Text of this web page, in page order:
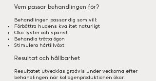
Vem passar behandlingen för?
Behandlingen passar dig som vill:
Förbättra hudens kvalitet naturligt
Öka lyster och spänst
Behandla trötta ögon
Stimulera hårtillväxt
Resultat och hållbarhet
Resultatet utvecklas gradvis under veckorna efter
behandlingen när kollagenproduktionen ökar.